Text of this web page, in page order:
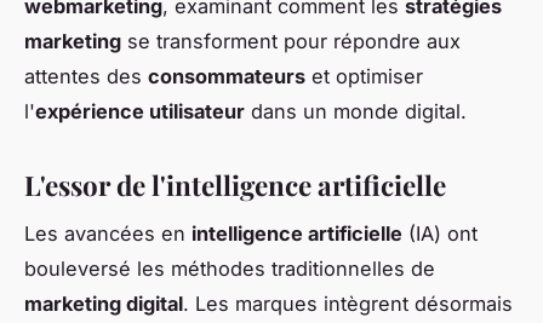
webmarketing, examinant comment les stratégies
marketing se transforment pour répondre aux
attentes des consommateurs et optimiser
l'expérience utilisateur dans un monde digital.
L'essor de l'intelligence artificielle
Les avancées en intelligence artificielle (IA) ont
bouleversé les méthodes traditionnelles de
marketing digital. Les marques intègrent désormais